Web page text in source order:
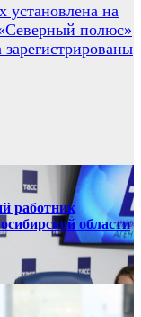
установлена на
полюс»
работник
области